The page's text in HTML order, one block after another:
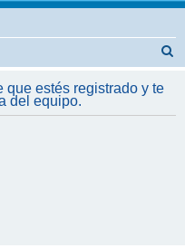
c
que estés registrado y te
del equipo.